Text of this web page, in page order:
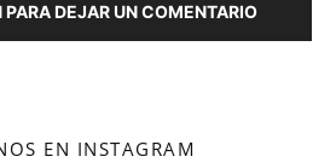
PARA DEJAR UN COMENTARIO
EN INSTAGRAM